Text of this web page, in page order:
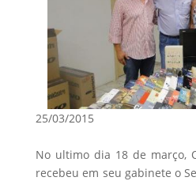
25/03/2015
No ultimo dia 18 de março,
recebeu em seu gabinete o